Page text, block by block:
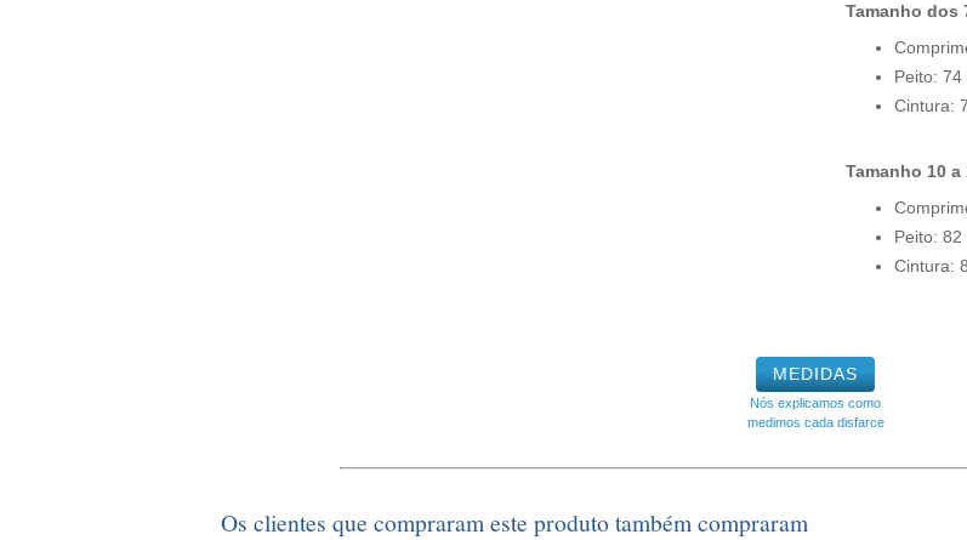
Tamanho dos
Peito:
Cintura:
Tamanho 10 a
Peito:
Cintura:
MEDIDAS
Nós explicamos como
medimos cada disfarce
Os clientes que compraram este produto também compraram